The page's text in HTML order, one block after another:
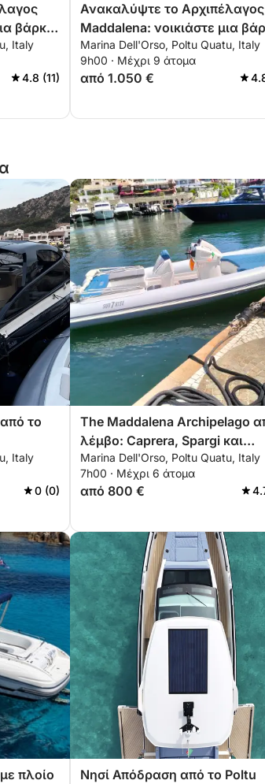
βάρκα
Italy
4.8 (11)
Ανακαλύψτε το Αρχιπέλαγος
Maddalena: νοικιάστε μια
με καπετάνιο για μια
μέρα εξερευνώντας τους
μαγικούς όρμους της
Marina Dell'Orso, Poltu Quatu, Italy
9h00 · Μέχρι 9 άτομα
από 1.050 €
το
Italy
0 (0)
The Maddalena Archipelago
λέμβο: Caprera, Spargi και
Budelli από το Poltu Quatu
Marina Dell'Orso, Poltu Quatu, Italy
7h00 · Μέχρι 6 άτομα
από 800 €
πλοίο Νησί Απόδραση από το Poltu